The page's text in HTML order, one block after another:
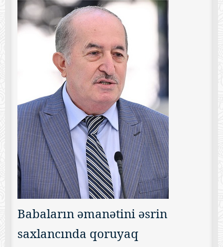
Babaların əmanətini əsrin
saxlancında qoruyaq